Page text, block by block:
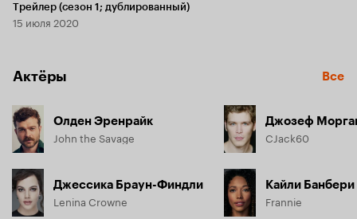
Трейлер (сезон 1; дублированный)
15 июля 2020
Актёры Все
Олден Эренрайк
John the Savage
Джессика Браун-Финдли
Lenina Crowne
Джозеф
CJack60
Кайли Банбери
Frannie